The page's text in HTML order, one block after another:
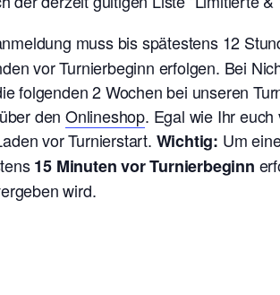
muss bis spätestens 12
vor Turnierbeginn erfolgen. Bei
folgenden 2 Wochen bei unseren
denOnlineshop. Egal wie Ihr
vor Turnierstart. Wichtig: Um
15 Minuten vor Turnierbeginn
wird.